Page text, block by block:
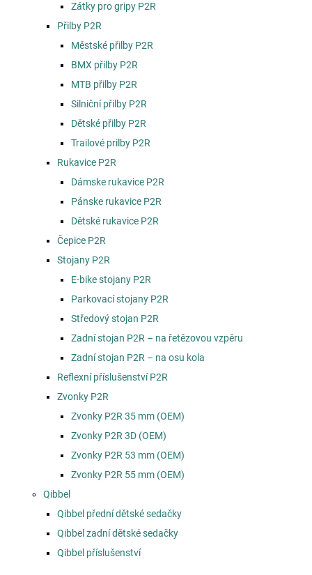
Zátky pro gripy P2R
Přilby P2R
Městské přilby P2R
BMX přilby P2R
MTB přilby P2R
Silniční přilby P2R
Dětské přilby P2R
Trailové prilby P2R
Rukavice P2R
Dámske rukavice P2R
Pánske rukavice P2R
Dětské rukavice P2R
Čepice P2R
Stojany P2R
E-bike stojany P2R
Parkovací stojany P2R
Středový stojan P2R
Zadní stojan P2R – na řetězovou vzpěru
Zadní stojan P2R – na osu kola
Reflexní příslušenství P2R
Zvonky P2R
Zvonky P2R 35 mm (OEM)
Zvonky P2R 3D (OEM)
Zvonky P2R 53 mm (OEM)
Zvonky P2R 55 mm (OEM)
Qibbel
Qibbel přední dětské sedačky
Qibbel zadní dětské sedačky
Qibbel příslušenství